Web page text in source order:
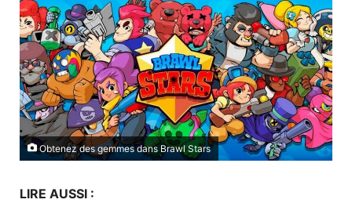
Obtenez des gemmes dans Brawl Stars
LIRE AUSSI :